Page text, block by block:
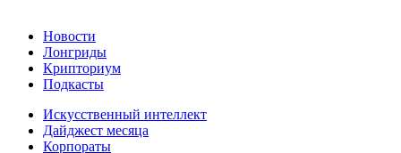
Новости
Лонгриды
Крипториум
Подкасты
Искусственный интеллект
Дайджест месяца
Корпораты